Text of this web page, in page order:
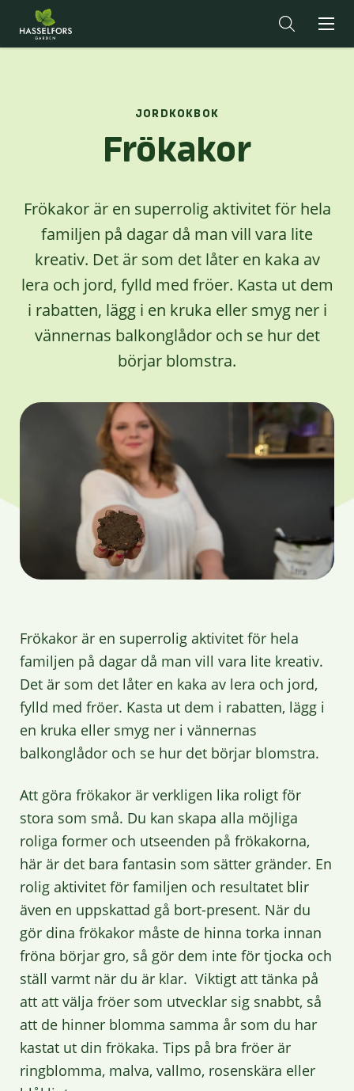
JORDKOKBOK
Frökakor
Frökakor är en superrolig aktivitet för hela
familjen på dagar då man vill vara lite
kreativ. Det är som det låter en kaka av
lera och jord, fylld med fröer. Kasta ut dem
i rabatten, lägg i en kruka eller smyg ner i
vännernas balkonglådor och se hur det
börjar blomstra.
Frökakor är en superrolig aktivitet för hela
familjen på dagar då man vill vara lite kreativ.
Det är som det låter en kaka av lera och jord,
fylld med fröer. Kasta ut dem i rabatten, lägg i
en kruka eller smyg ner i vännernas
balkonglådor och se hur det börjar blomstra.
Att göra frökakor är verkligen lika roligt för
stora som små. Du kan skapa alla möjliga
roliga former och utseenden på frökakorna,
här är det bara fantasin som sätter gränder. En
rolig aktivitet för familjen och resultatet blir
även en uppskattad gå bort-present. När du
gör dina frökakor måste de hinna torka innan
fröna börjar gro, så gör dem inte för tjocka och
ställ varmt när du är klar. Viktigt att tänka på
att att välja fröer som utvecklar sig snabbt, så
att de hinner blomma samma år som du har
kastat ut din frökaka. Tips på bra fröer är
ringblomma, malva, vallmo, rosenskära eller